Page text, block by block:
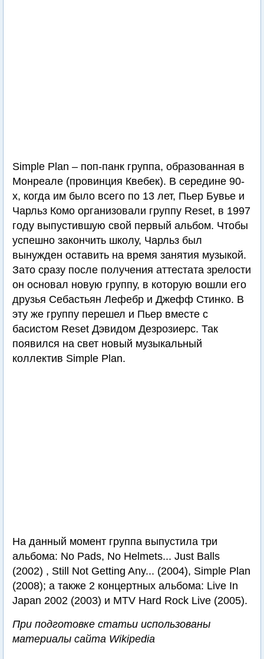
Simple Plan – поп-панк группа, образованная в
Монреале (провинция Квебек). В середине 90-
х, когда им было всего по 13 лет, Пьер Бувье и
Чарльз Комо организовали группу Reset, в 1997
году выпустившую свой первый альбом. Чтобы
успешно закончить школу, Чарльз был
вынужден оставить на время занятия музыкой.
Зато сразу после получения аттестата зрелости
он основал новую группу, в которую вошли его
друзья Себастьян Лефебр и Джефф Стинко. В
эту же группу перешел и Пьер вместе с
басистом Reset Дэвидом Дезрозиерс. Так
появился на свет новый музыкальный
коллектив Simple Plan.
На данный момент группа выпустила три
альбома: No Pads, No Helmets... Just Balls
(2002) , Still Not Getting Any... (2004), Simple Plan
(2008); а также 2 концертных альбома: Live In
Japan 2002 (2003) и MTV Hard Rock Live (2005).
При подготовке статьи использованы
материалы сайта Wikipedia